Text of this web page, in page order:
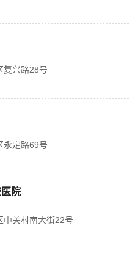
复兴路28号
永定路69号
院
中关村南大街22号